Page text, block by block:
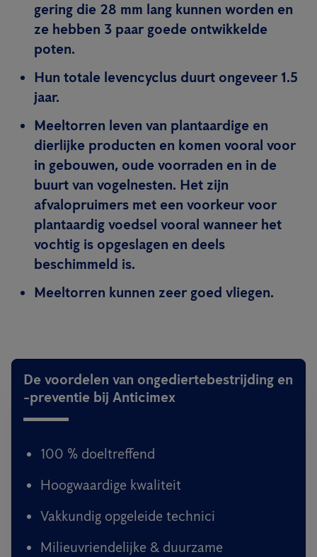
gering die 28 mm lang kunnen worden en
ze hebben 3 paar goede ontwikkelde
poten.
Hun totale levencyclus duurt ongeveer 1.5
jaar.
Meeltorren leven van plantaardige en
dierlijke producten en komen vooral voor
in gebouwen, oude voorraden en in de
buurt van vogelnesten. Het zijn
afvalopruimers met een voorkeur voor
plantaardig voedsel vooral wanneer het
vochtig is opgeslagen en deels
beschimmeld is.
Meeltorren kunnen zeer goed vliegen.
De voordelen van ongediertebestrijding en
-preventie bij Anticimex
100 % doeltreffend
Hoogwaardige kwaliteit
Vakkundig opgeleide technici
Milieuvriendelijke & duurzame